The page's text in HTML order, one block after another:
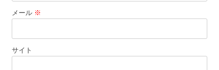
メール ※
サイト